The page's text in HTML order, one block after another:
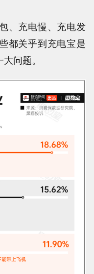
、充电慢、充电发
都关乎到充电宝是
问题。